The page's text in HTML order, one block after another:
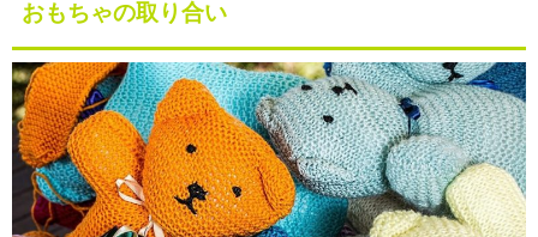
おもちゃの取り合い